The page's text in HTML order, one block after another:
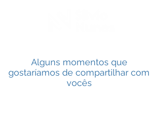
Alguns momentos que
gostaríamos de compartilhar com
vocês